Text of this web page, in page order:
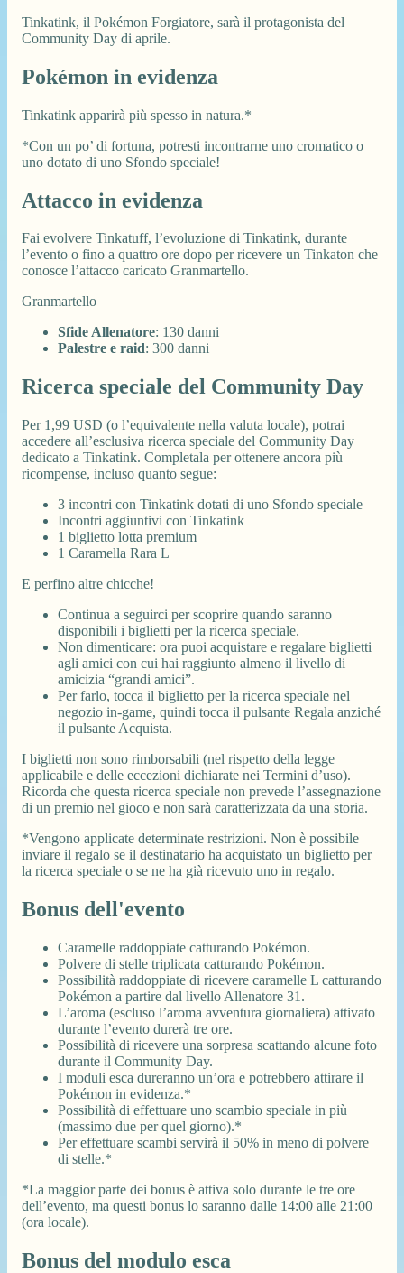
Tinkatink, il Pokémon Forgiatore, sarà il protagonista del
Community Day di aprile.
Pokémon in evidenza
Tinkatink apparirà più spesso in natura.*
*Con un po’ di fortuna, potresti incontrarne uno cromatico o
uno dotato di uno Sfondo speciale!
Attacco in evidenza
Fai evolvere Tinkatuff, l’evoluzione di Tinkatink, durante
l’evento o fino a quattro ore dopo per ricevere un Tinkaton che
conosce l’attacco caricato Granmartello.
Granmartello
Sfide Allenatore: 130 danni
Palestre e raid: 300 danni
Ricerca speciale del Community Day
Per 1,99 USD (o l’equivalente nella valuta locale), potrai
accedere all’esclusiva ricerca speciale del Community Day
dedicato a Tinkatink. Completala per ottenere ancora più
ricompense, incluso quanto segue:
3 incontri con Tinkatink dotati di uno Sfondo speciale
Incontri aggiuntivi con Tinkatink
1 biglietto lotta premium
1 Caramella Rara L
E perfino altre chicche!
Continua a seguirci per scoprire quando saranno
disponibili i biglietti per la ricerca speciale.
Non dimenticare: ora puoi acquistare e regalare biglietti
agli amici con cui hai raggiunto almeno il livello di
amicizia “grandi amici”.
Per farlo, tocca il biglietto per la ricerca speciale nel
negozio in-game, quindi tocca il pulsante Regala anziché
il pulsante Acquista.
I biglietti non sono rimborsabili (nel rispetto della legge
applicabile e delle eccezioni dichiarate nei Termini d’uso).
Ricorda che questa ricerca speciale non prevede l’assegnazione
di un premio nel gioco e non sarà caratterizzata da una storia.
*Vengono applicate determinate restrizioni. Non è possibile
inviare il regalo se il destinatario ha acquistato un biglietto per
la ricerca speciale o se ne ha già ricevuto uno in regalo.
Bonus dell'evento
Caramelle raddoppiate catturando Pokémon.
Polvere di stelle triplicata catturando Pokémon.
Possibilità raddoppiate di ricevere caramelle L catturando
Pokémon a partire dal livello Allenatore 31.
L’aroma (escluso l’aroma avventura giornaliera) attivato
durante l’evento durerà tre ore.
Possibilità di ricevere una sorpresa scattando alcune foto
durante il Community Day.
I moduli esca dureranno un’ora e potrebbero attirare il
Pokémon in evidenza.*
Possibilità di effettuare uno scambio speciale in più
(massimo due per quel giorno).*
Per effettuare scambi servirà il 50% in meno di polvere
di stelle.*
*La maggior parte dei bonus è attiva solo durante le tre ore
dell’evento, ma questi bonus lo saranno dalle 14:00 alle 21:00
(ora locale).
Bonus del modulo esca